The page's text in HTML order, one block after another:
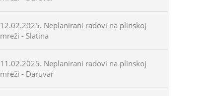
12.02.2025. Neplanirani radovi na plinskoj
mreži - Slatina
11.02.2025. Neplanirani radovi na plinskoj
mreži - Daruvar